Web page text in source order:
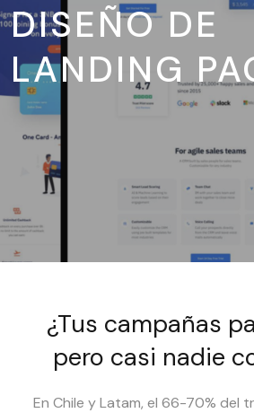
DISEÑO DE
LANDING
¿Tus campañas
pero casi nadie
En Chile y Latam, el 66-70% del